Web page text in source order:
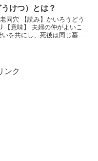
けつ）とは？
ンク